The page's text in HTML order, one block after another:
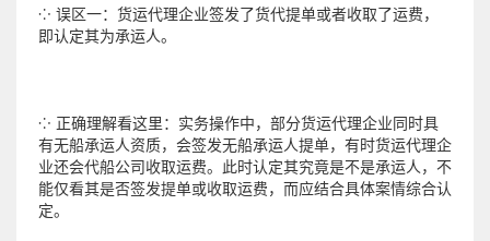
⁘ 误区一：货运代理企业签发了货代提单或者收取了运费，
即认定其为承运人。
⁘ 正确理解看这里：实务操作中，部分货运代理企业同时具
有无船承运人资质，会签发无船承运人提单，有时货运代理企
业还会代船公司收取运费。此时认定其究竟是不是承运人，不
能仅看其是否签发提单或收取运费，而应结合具体案情综合认
定。